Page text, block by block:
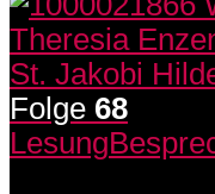
Folge 68
Lesung